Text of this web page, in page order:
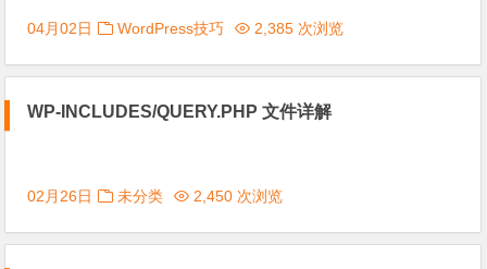
04月02日 WordPress技巧 2,385 次浏览
WP-INCLUDES/QUERY.PHP 文件详解
02月26日 未分类 2,450 次浏览